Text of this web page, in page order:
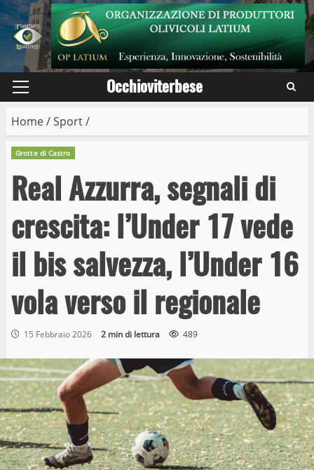
Skip
to
content
Primary
Occhioviterbese
Home/Sport/
Grotte di Castro
Real Azzurra, segnali di
crescita: l’Under 17 vede
il bis salvezza, l’Under 16
vola verso il regionale
15 Febbraio 2026 2 min di lettura 489